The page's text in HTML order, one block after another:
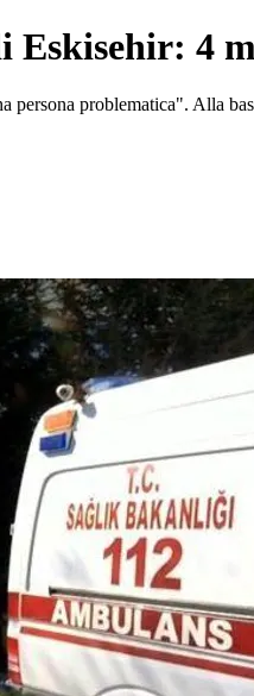
Eskisehir: 4
persona problematica". Alla